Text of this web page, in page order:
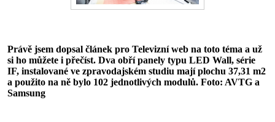
Právě jsem dopsal článek pro Televizní web na toto téma a už
si ho můžete i přečíst. Dva obří panely typu LED Wall, série
IF, instalované ve zpravodajském studiu mají plochu 37,31 m2
a použito na ně bylo 102 jednotlivých modulů. Foto: AVTG a
Samsung